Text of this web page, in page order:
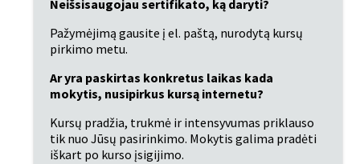
Neišsisaugojau sertifikato, ką daryti?
Pažymėjimą gausite į el. paštą, nurodytą kursų
pirkimo metu.
Ar yra paskirtas konkretus laikas kada
mokytis, nusipirkus kursą internetu?
Kursų pradžia, trukmė ir intensyvumas priklauso
tik nuo Jūsų pasirinkimo. Mokytis galima pradėti
iškart po kurso įsigijimo.